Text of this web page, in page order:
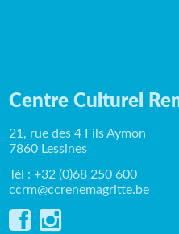
Centre Culturel
21, rue des 4 Fils Aymon
7860 Lessines
Tél : +32 (0)68 250 600
ccrm@ccrenemagritte.be